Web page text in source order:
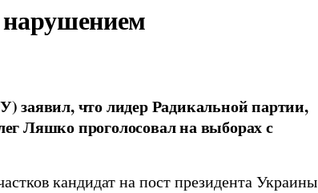
заявил, что лидер Радикальной партии,
Ляшко проголосовал на выборах с
кандидат на пост президента Украины